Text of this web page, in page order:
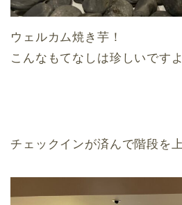
ウェルカム焼き芋！
こんなもてなしは珍しいです
チェックインが済んで階段を